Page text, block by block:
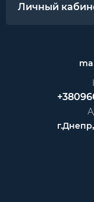
Личный